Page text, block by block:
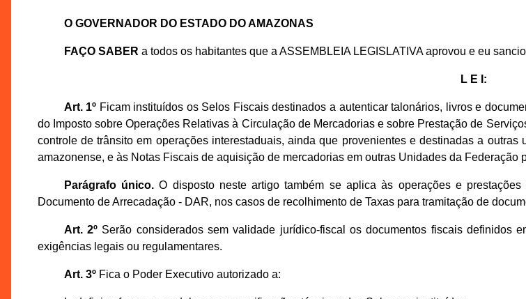
O GOVERNADOR DO ESTADO DO AMAZONAS
FAÇO SABER a todos os habitantes que a ASSEMBLEIA LEGISLATIVA aprovou e eu
L E I:
Art. 1º Ficam instituídos os Selos Fiscais destinados a autenticar talonários, livros e
do Imposto sobre Operações Relativas à Circulação de Mercadorias e sobre Prestação de
controle de trânsito em operações interestaduais, ainda que provenientes e destinadas a
amazonense, e às Notas Fiscais de aquisição de mercadorias em outras Unidades da Federação
Parágrafo único.O disposto neste artigo também se aplica às operações e
Documento de Arrecadação - DAR, nos casos de recolhimento de Taxas para tramitação de
Art. 2ºSerão considerados sem validade jurídico-fiscal os documentos fiscais definidos
exigências legais ou regulamentares.
Art. 3ºFica o Poder Executivo autorizado a: